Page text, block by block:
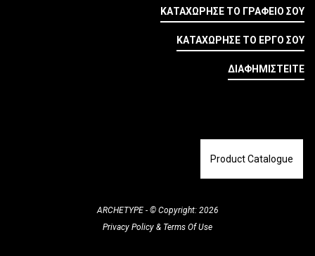
ΚΑΤΑΧΩΡΗΣΕ ΤΟ ΓΡΑΦΕΙΟ ΣΟΥ
ΚΑΤΑΧΩΡΗΣΕ ΤΟ ΕΡΓΟ ΣΟΥ
ΔΙΑΦΗΜΙΣΤΕΙΤΕ
Product Catalogue
ARCHETYPE - © Copyright: 2026
Privacy Policy & Terms Of Use